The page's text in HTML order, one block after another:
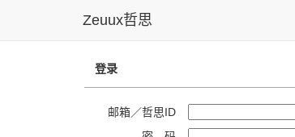
Zeuux哲思
登录
邮箱／哲思ID